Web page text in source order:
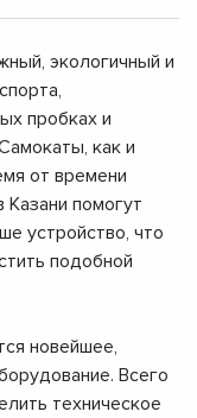
экологичный и
пробках и
как и
от времени
Казани помогут
устройство, что
подобной
новейшее,
Всего
техническое